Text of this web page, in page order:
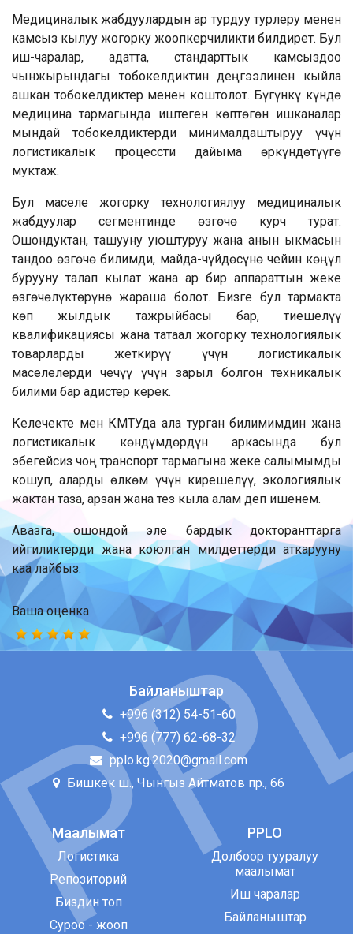
Медициналык жабдуулардын ар турдуу турлеру менен
камсыз кылуу жогорку жоопкерчиликти билдирет. Бул
иш-чаралар, адатта, стандарттык камсыздоо
чынжырындагы тобокелдиктин деңгээлинен кыйла
ашкан тобокелдиктер менен коштолот. Бүгүнкү күндө
медицина тармагында иштеген көптөгөн ишканалар
мындай тобокелдиктерди минималдаштыруу үчүн
логистикалык процессти дайыма өркүндөтүүгө
муктаж.
Бул маселе жогорку технологиялуу медициналык
жабдуулар сегментинде өзгөчө курч турат.
Ошондуктан, ташууну уюштуруу жана анын ыкмасын
тандоо өзгөчө билимди, майда-чүйдөсүнө чейин көңүл
бурууну талап кылат жана ар бир аппараттын жеке
өзгөчөлүктөрүнө жараша болот. Бизге бул тармакта
көп жылдык тажрыйбасы бар, тиешелүү
квалификациясы жана татаал жогорку технологиялык
товарларды жеткирүү үчүн логистикалык
маселелерди чечүү үчүн зарыл болгон техникалык
билими бар адистер керек.
Келечекте мен КМТУда ала турган билимимдин жана
логистикалык көндүмдөрдүн аркасында бул
эбегейсиз чоң транспорт тармагына жеке салымымды
кошуп, аларды өлкөм үчүн кирешелүү, экологиялык
жактан таза, арзан жана тез кыла алам деп ишенем.
Авазга, ошондой эле бардык докторанттарга
ийгиликтерди жана коюлган милдеттерди аткарууну
каа лайбыз.
Ваша оценка
Байланыштар
+996 (312) 54-51-60
+996 (777) 62-68-32
pplo.kg.2020@gmail.com
Бишкек ш., Чынгыз Айтматов пр., 66
Маалымат
Логистика
Репозиторий
Биздин топ
Суроо - жооп
PPLO
Долбоор тууралуу
маалымат
Иш чаралар
Байланыштар